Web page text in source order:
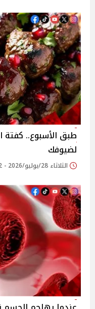
طبق الأسبوع.. كفتة
لضيوفك
الثلاثاء 28/يوليو/2026 - 11:42 ص